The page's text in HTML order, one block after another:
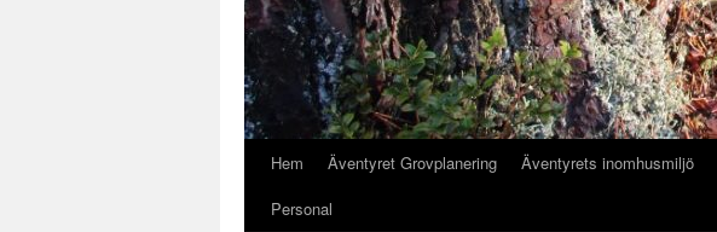
Hoppa
Hem Äventyret Grovplanering Äventyrets inomhusmiljö
Personal